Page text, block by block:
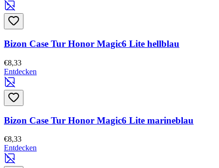
Bizon Case Tur Honor Magic6 Lite hellblau
€8,33
Entdecken
Bizon Case Tur Honor Magic6 Lite marineblau
€8,33
Entdecken